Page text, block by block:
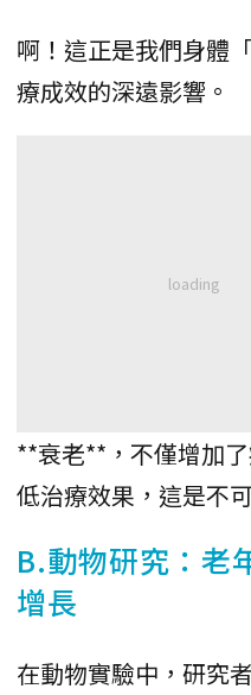
啊！這正是我們身體
療成效的深遠影響。
**衰老**，不僅增加
低治療效果，這是不
B.動物研究：老
增長
在動物實驗中，研究